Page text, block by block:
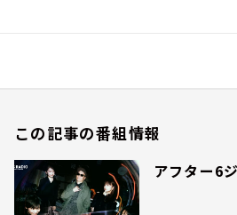
この記事の番組情報
アフター6